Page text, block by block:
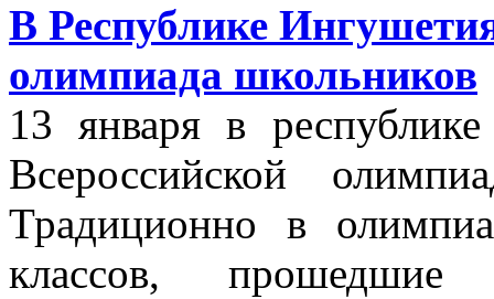
В Республике
олимпиада школьников
13 января в
Всероссийской
Традиционно в
классов,